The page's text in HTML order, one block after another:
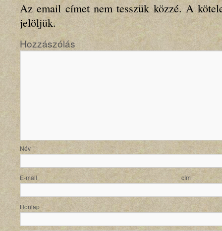
Az email címet nem tesszük közzé.A
jelöljük.
Hozzászólás
E-mail
Honlap